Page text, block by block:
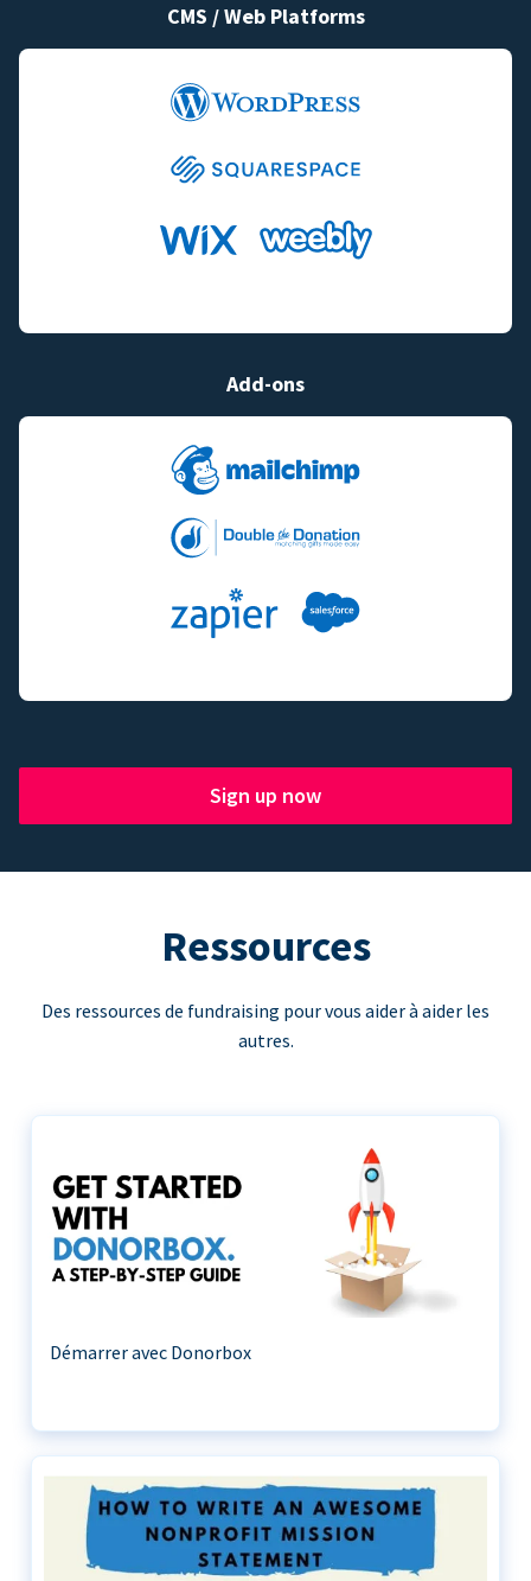
CMS / Web Platforms
Add-ons
Sign up now
Ressources
Des ressources de fundraising pour vous aider à aider les
autres.
Démarrer avec Donorbox